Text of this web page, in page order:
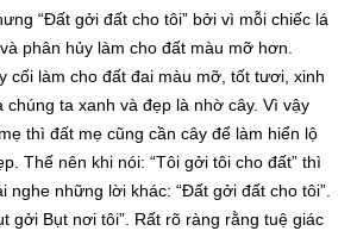
“Đất gởi đất cho tôi” bởi vì mỗi chiếc lá
phân hủy làm cho đất màu mỡ hơn.
cối làm cho đất đai màu mỡ, tốt tươi, xinh
chúng ta xanh và đẹp là nhờ cây. Vì vậy
thì đất mẹ cũng cần cây để làm hiển lộ
Thế nên khi nói: “Tôi gởi tôi cho đất” thì
nghe những lời khác: “Đất gởi đất cho tôi”.
gởi Bụt nơi tôi”. Rất rõ ràng rằng tuệ giác